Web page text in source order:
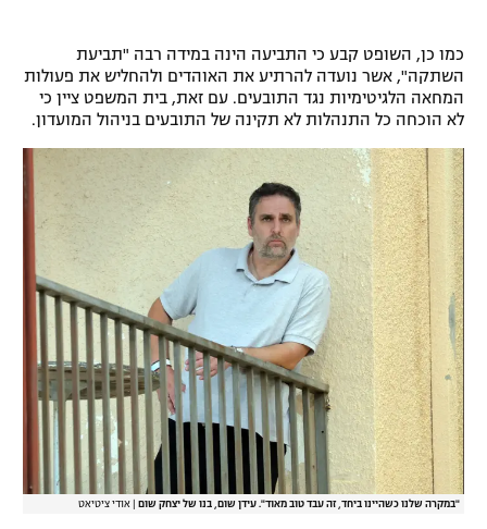
רשיון להקרנה פומבית לבית עסק
הצטרפות לחבילת הערוצים
לוח דרושים – ג'ובנט
תגיות
המגזין
כמו כן, השופט קבע כי התביעה הינה במידה רבה "תביעת
השתקה", אשר נועדה להרתיע את האוהדים ולהחליש את פעולות
המחאה הלגיטימיות נגד התובעים. עם זאת, בית המשפט ציין כי
לא הוכחה כל התנהלות לא תקינה של התובעים בניהול המועדון.
"במקרה שלנו כשהיינו ביחד, זה עבד טוב מאוד". עידן שום, בנו של יצחק שום אודי ציטיאט